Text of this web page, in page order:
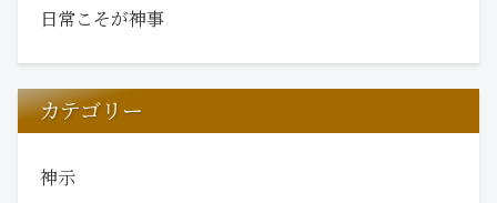
日常こそが神事
カテゴリー
神示